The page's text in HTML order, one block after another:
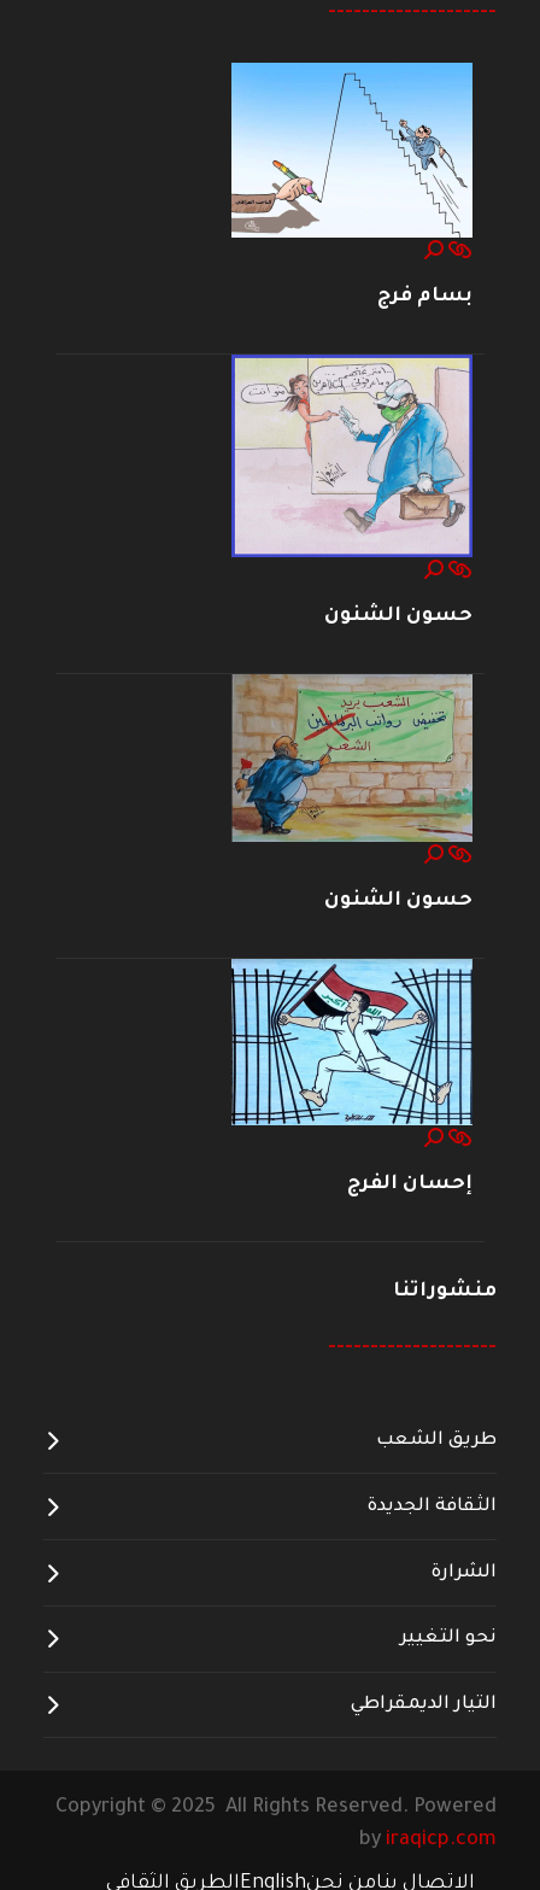
--------------------
بسام فرج
حسون الشنون
حسون الشنون
إحسان الفرج
منشوراتنا
--------------------
طريق الشعب
الثقافة الجديدة
الشرارة
نحو التغيير
التيار الديمقراطي
Copyright © 2025 All Rights Reserved. Powered
by iraqicp.com
الاتصال بنامن نحنEnglishالطريق الثقافي